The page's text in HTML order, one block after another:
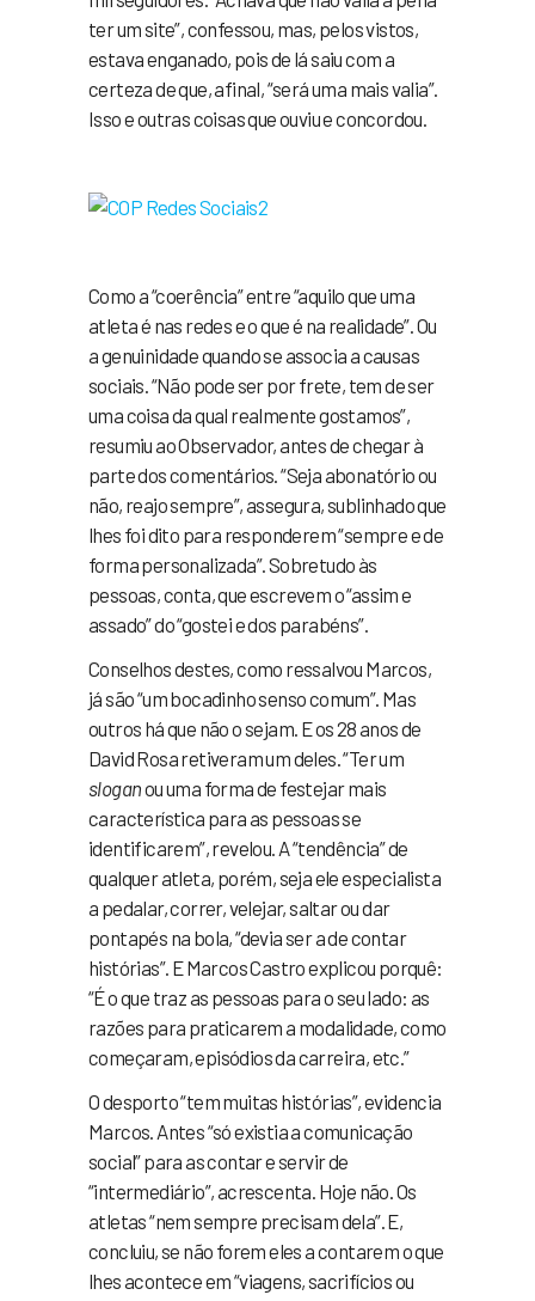
ter um site”, confessou, mas, pelos vistos,
estava enganado, pois de lá saiu com a
certeza de que, afinal, “será uma mais valia”.
Isso e outras coisas que ouviu e concordou.
Como a “coerência” entre “aquilo que uma
atleta é nas redes e o que é na realidade”. Ou
a genuinidade quando se associa a causas
sociais. “Não pode ser por frete, tem de ser
uma coisa da qual realmente gostamos”,
resumiu ao Observador, antes de chegar à
parte dos comentários. “Seja abonatório ou
não, reajo sempre”, assegura, sublinhado que
lhes foi dito para responderem “sempre e de
forma personalizada”. Sobretudo às
pessoas, conta, que escrevem o “assim e
assado” do “gostei e dos parabéns”.
Conselhos destes, como ressalvou Marcos,
já são “um bocadinho senso comum”. Mas
outros há que não o sejam. E os 28 anos de
David Rosa retiveram um deles. “Ter um
sloganou uma forma de festejar mais
característica para as pessoas se
identificarem”, revelou. A “tendência” de
qualquer atleta, porém, seja ele especialista
a pedalar, correr, velejar, saltar ou dar
pontapés na bola, “devia ser a de contar
histórias”. E Marcos Castro explicou porquê:
“É o que traz as pessoas para o seu lado: as
razões para praticarem a modalidade, como
começaram, episódios da carreira, etc.”
O desporto “tem muitas histórias”, evidencia
Marcos. Antes “só existia a comunicação
social” para as contar e servir de
“intermediário”, acrescenta. Hoje não. Os
atletas “nem sempre precisam dela”. E,
concluiu, se não forem eles a contarem o que
lhes acontece em “viagens, sacrifícios ou